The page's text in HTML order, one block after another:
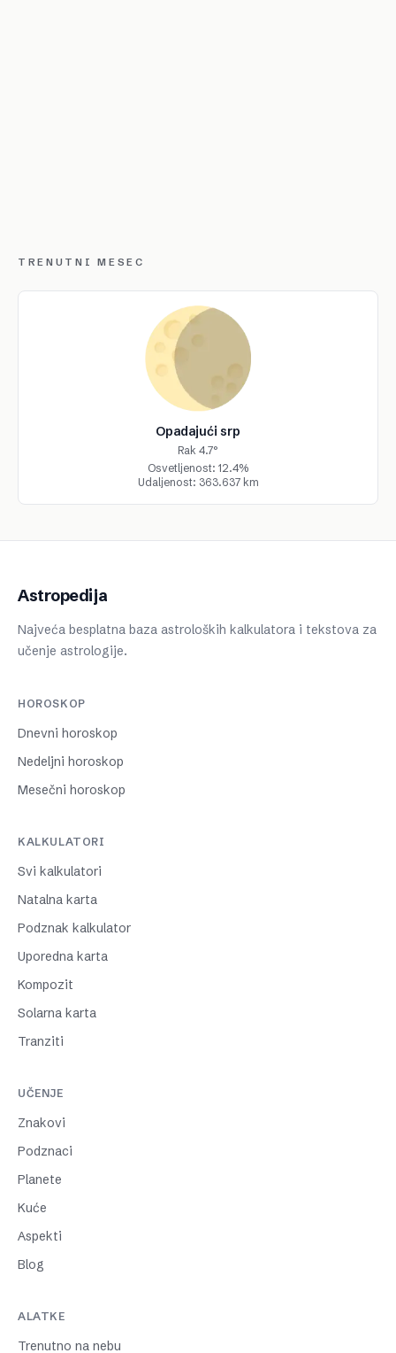
TRENUTNI MESEC
Opadajući srp
Rak 4.7°
Osvetljenost: 12.4%
Udaljenost: 363.637 km
Astropedija
Najveća besplatna baza astroloških kalkulatora i tekstova za
učenje astrologije.
HOROSKOP
Dnevni horoskop
Nedeljni horoskop
Mesečni horoskop
KALKULATORI
Svi kalkulatori
Natalna karta
Podznak kalkulator
Uporedna karta
Kompozit
Solarna karta
Tranziti
UČENJE
Znakovi
Podznaci
Planete
Kuće
Aspekti
Blog
ALATKE
Trenutno na nebu